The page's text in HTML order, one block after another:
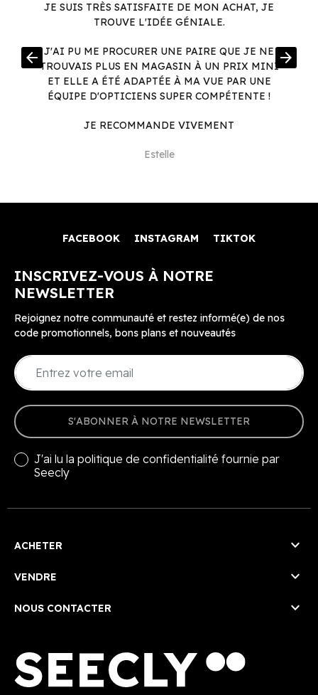
JE SUIS TRÈS SATISFAITE DE MON ACHAT, JE
TROUVE L'IDÉE GÉNIALE.
J'AI PU ME PROCURER UNE PAIRE QUE JE NE
TROUVAIS PLUS EN MAGASIN À UN PRIX MINI
ET ELLE A ÉTÉ ADAPTÉE À MA VUE PAR UNE
ÉQUIPE D'OPTICIENS SUPER COMPÉTENTE !
JE RECOMMANDE VIVEMENT
Estelle
arrow_back arrow_forward
FACEBOOK INSTAGRAM TIKTOK
INSCRIVEZ-VOUS À NOTRE
NEWSLETTER
Rejoignez notre communauté et restez informé(e) de nos
code promotionnels, bons plans et nouveautés
S'ABONNER À NOTRE NEWSLETTER
J'ai lu la politique de confidentialité fournie par
Seecly
ACHETER 
VENDRE 
NOUS CONTACTER 